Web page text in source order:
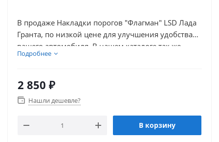
В продаже Накладки порогов "Флагман" LSD Лада
Гранта, по низкой цене для улучшения удобства
вашего автомобиля. В нашем каталоге так же
присутствует множество товаров для тюнинга
Подробнее
2 850 ₽
Нашли дешевле?
В корзину